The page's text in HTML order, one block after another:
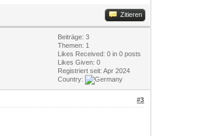
Zitieren
Beiträge: 3
Themen: 1
Likes Received:0 in 0 posts
Likes Given: 0
Registriert seit: Apr 2024
Country:
#3